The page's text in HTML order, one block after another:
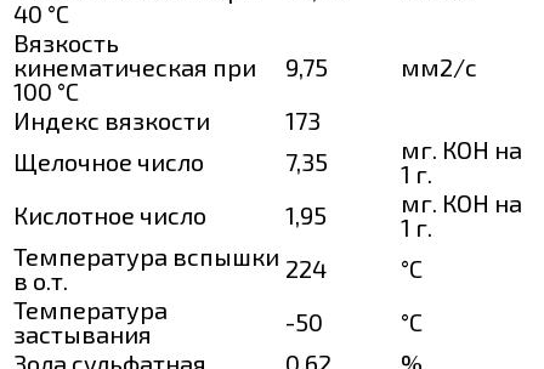
40 °С
Вязкость
кинематическая при
100 °С
9,75
мм2/с
Индекс вязкости
173
Щелочное число
7,35
мг. КОН на
1 г.
Кислотное число
1,95
мг. КОН на
1 г.
Температура вспышки
в о.т.
224
°C
Температура
застывания
-50
°C
Зола сульфатная
0,62
%